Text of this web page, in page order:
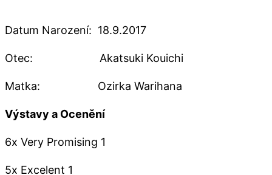
Datum Narození: 18.9.2017
Otec: Akatsuki Kouichi
Matka: Ozirka Warihana
Výstavy a Ocenění
6x Very Promising 1
5x Excelent 1